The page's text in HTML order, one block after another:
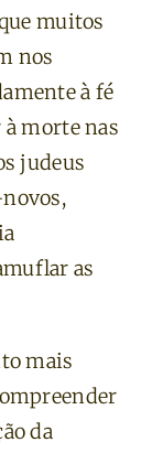
muitos
nos
à fé
morte nas
judeus
as
mais
da